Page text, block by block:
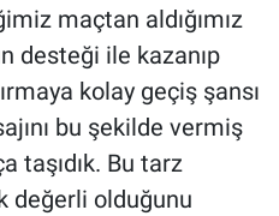
maçtan aldığımız
desteği ile kazanıp
kolay geçiş şansı
bu şekilde vermiş
taşıdık. Bu tarz
değerli olduğunu